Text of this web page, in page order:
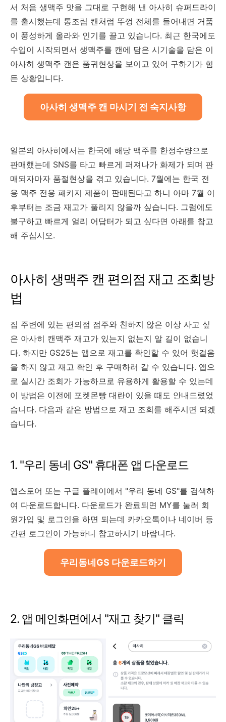
서 처음 생맥주 맛을 그대로 구현해 낸 아사히 슈퍼드라이
를 출시했는데 통조림 캔처럼 뚜껑 전체를 들어내면 거품
이 풍성하게 올라와 인기를 끌고 있습니다. 최근 한국에도
수입이 시작되면서 생맥주를 캔에 담은 시기술을 담은 이
아사히 생맥주 캔은 품귀현상을 보이고 있어 구하기가 힘
든 상황입니다.
아사히 생맥주 캔 마시기 전 숙지사항
일본의 아사히에서는 한국에 해당 맥주를 한정수량으로
판매했는데 SNS를 타고 빠르게 퍼져나가 화제가 되며 판
매되자마자 품절현상을 겪고 있습니다. 7월에는 한국 전
용 맥주 전용 패키지 제품이 판매된다고 하니 아마 7월 이
후부터는 조금 재고가 풀리지 않을까 싶습니다. 그럼에도
불구하고 빠르게 얼리 어답터가 되고 싶다면 아래를 참고
해 주십시오.
아사히 생맥주 캔 편의점 재고 조회방
법
집 주변에 있는 편의점 점주와 친하지 않은 이상 사고 싶
은 아사히 캔맥주 재고가 있는지 없는지 알 길이 없습니
다. 하지만 GS25는 앱으로 재고를 확인할 수 있어 헛걸음
을 하지 않고 재고 확인 후 구매하러 갈 수 있습니다. 앱으
로 실시간 조회가 가능하므로 유용하게 활용할 수 있는데
이 방법은 이전에 포켓몬빵 대란이 있을 때도 안내드렸었
습니다. 다음과 같은 방법으로 재고 조회를 해주시면 되겠
습니다.
1. "우리 동네 GS" 휴대폰 앱 다운로드
앱스토어 또는 구글 플레이에서 "우리 동네 GS"를 검색하
여 다운로드합니다. 다운로드가 완료되면 MY를 눌러 회
원가입 및 로그인을 하면 되는데 카카오톡이나 네이버 등
간편 로그인이 가능하니 참고하시기 바랍니다.
우리동네GS 다운로드하기
2. 앱 메인화면에서 "재고 찾기" 클릭